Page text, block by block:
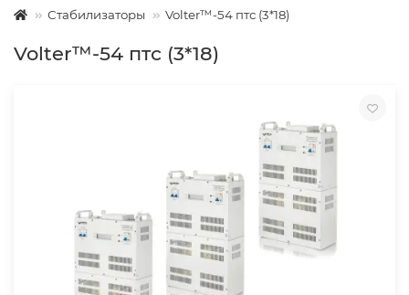
Стабилизаторы Volter™-54 птс (3*18)
Volter™-54 птс (3*18)